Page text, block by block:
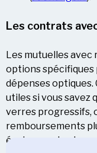
Les contrats
Les mutuelles
options
dépenses
utiles si vous savez
verres progressifs,
remboursements
équipements plus